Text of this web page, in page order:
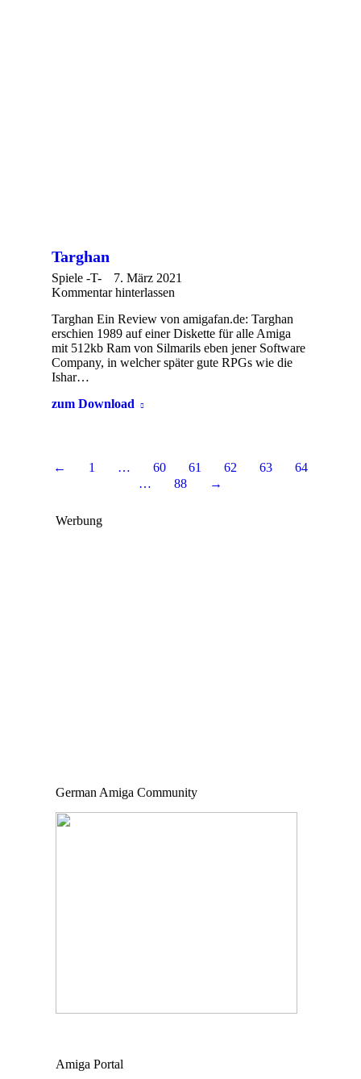
Targhan
Spiele -T-
7. März 2021
Kommentar hinterlassen
Targhan Ein Review von amigafan.de: Targhan
erschien 1989 auf einer Diskette für alle Amiga
mit 512kb Ram von Silmarils eben jener Software
Company, in welcher später gute RPGs wie die
Ishar…
zum Download
← 1 … 60 61 62 63
64
…
88 →
Werbung
German Amiga Community
Amiga Portal